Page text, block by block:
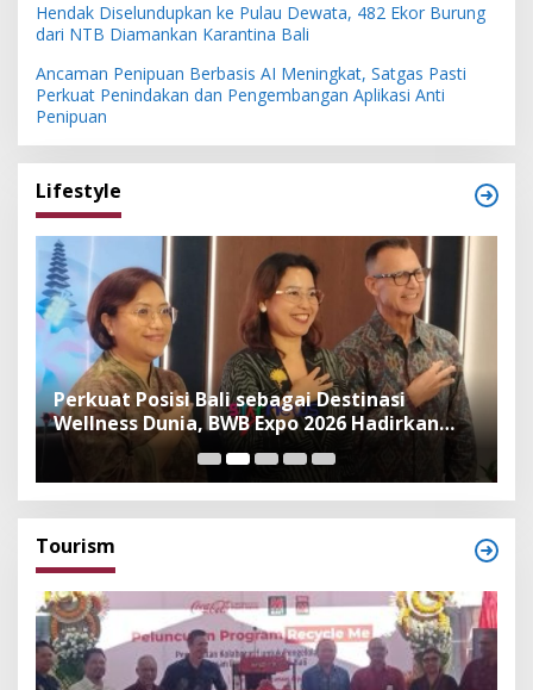
Hendak Diselundupkan ke Pulau Dewata, 482 Ekor Burung
dari NTB Diamankan Karantina Bali
Ancaman Penipuan Berbasis AI Meningkat, Satgas Pasti
Perkuat Penindakan dan Pengembangan Aplikasi Anti
Penipuan
Lifestyle
Perkuat Posisi Bali sebagai Destinasi
Wellness Dunia, BWB Expo 2026 Hadirkan
Exhibitor Nasional dan Global
Tourism